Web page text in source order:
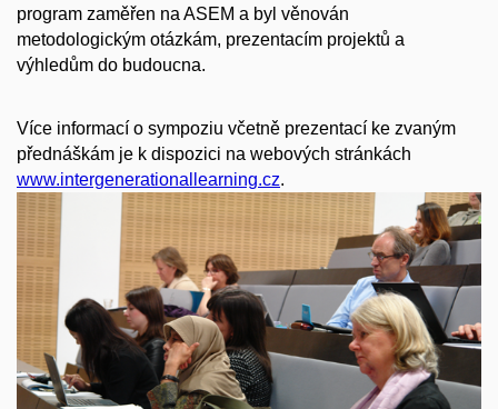
program zaměřen na ASEM a byl věnován
metodologickým otázkám, prezentacím projektů a
výhledům do budoucna.
Více informací o sympoziu včetně prezentací ke zvaným
přednáškám je k dispozici na webových stránkách
www.intergenerationallearning.cz.